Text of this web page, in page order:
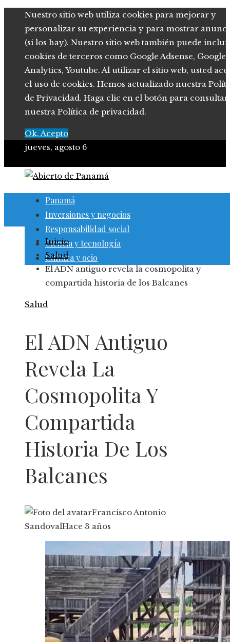
Nuestro sitio web utiliza cookies para mejorar y
personalizar su experiencia y para mostrar
(si los hay). Nuestro sitio web también puede
cookies de terceros como Google Adsense, Google
Analytics, Youtube. Al utilizar el sitio web, usted
el uso de cookies. Hemos actualizado nuestra
de Privacidad. Haga clic en el botón para consultar
nuestra Política de privacidad.
Ok, Acepto
jueves, agosto 6
Panamá
Inversiones y negocios
Responsabilidad social
Ciencia y tecnología
Cultura y ocio
Inicio
Salud
El ADN antiguo revela la cosmopolita y
compartida historia de los Balcanes
Salud
El ADN Antiguo
Revela La
Cosmopolita Y
Compartida
Historia De Los
Balcanes
Francisco Antonio
SandovalHace 3 años